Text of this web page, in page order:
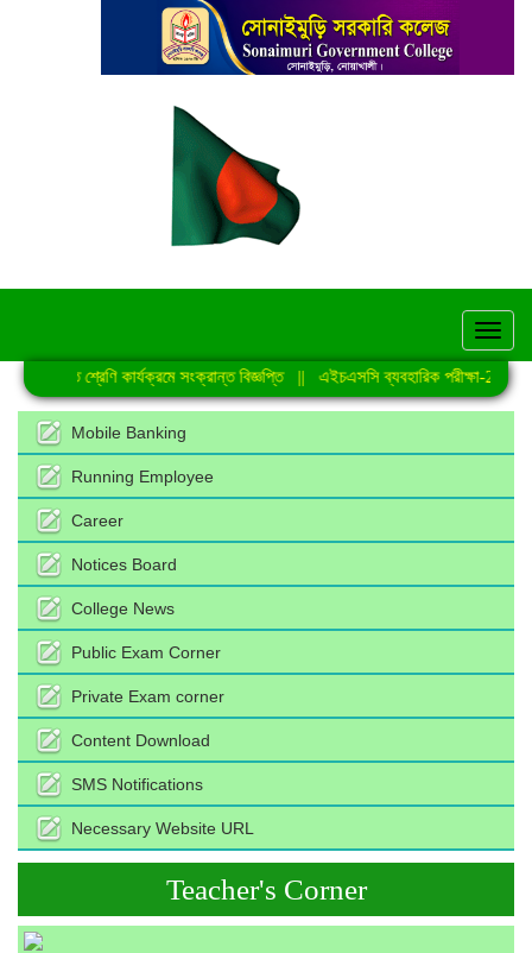
নিয়মিত শ্রেণি কার্যক্রমে সংক্রান্ত বিজ্ঞপ্তি|| এইচএসসি ব্যবহারিক পরীক্ষা-2026
Mobile Banking
Running Employee
Career
Notices Board
College News
Public Exam Corner
Private Exam corner
Content Download
SMS Notifications
Necessary Website URL
Teacher's Corner